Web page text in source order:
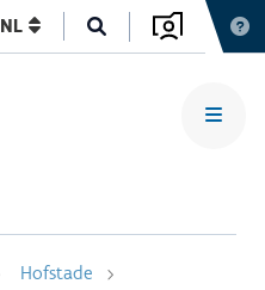
NL
Hofstade